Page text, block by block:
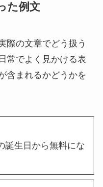
た例文
際の文章でどう扱う
常でよく見かける表
含まれるかどうかを
誕生日から無料にな